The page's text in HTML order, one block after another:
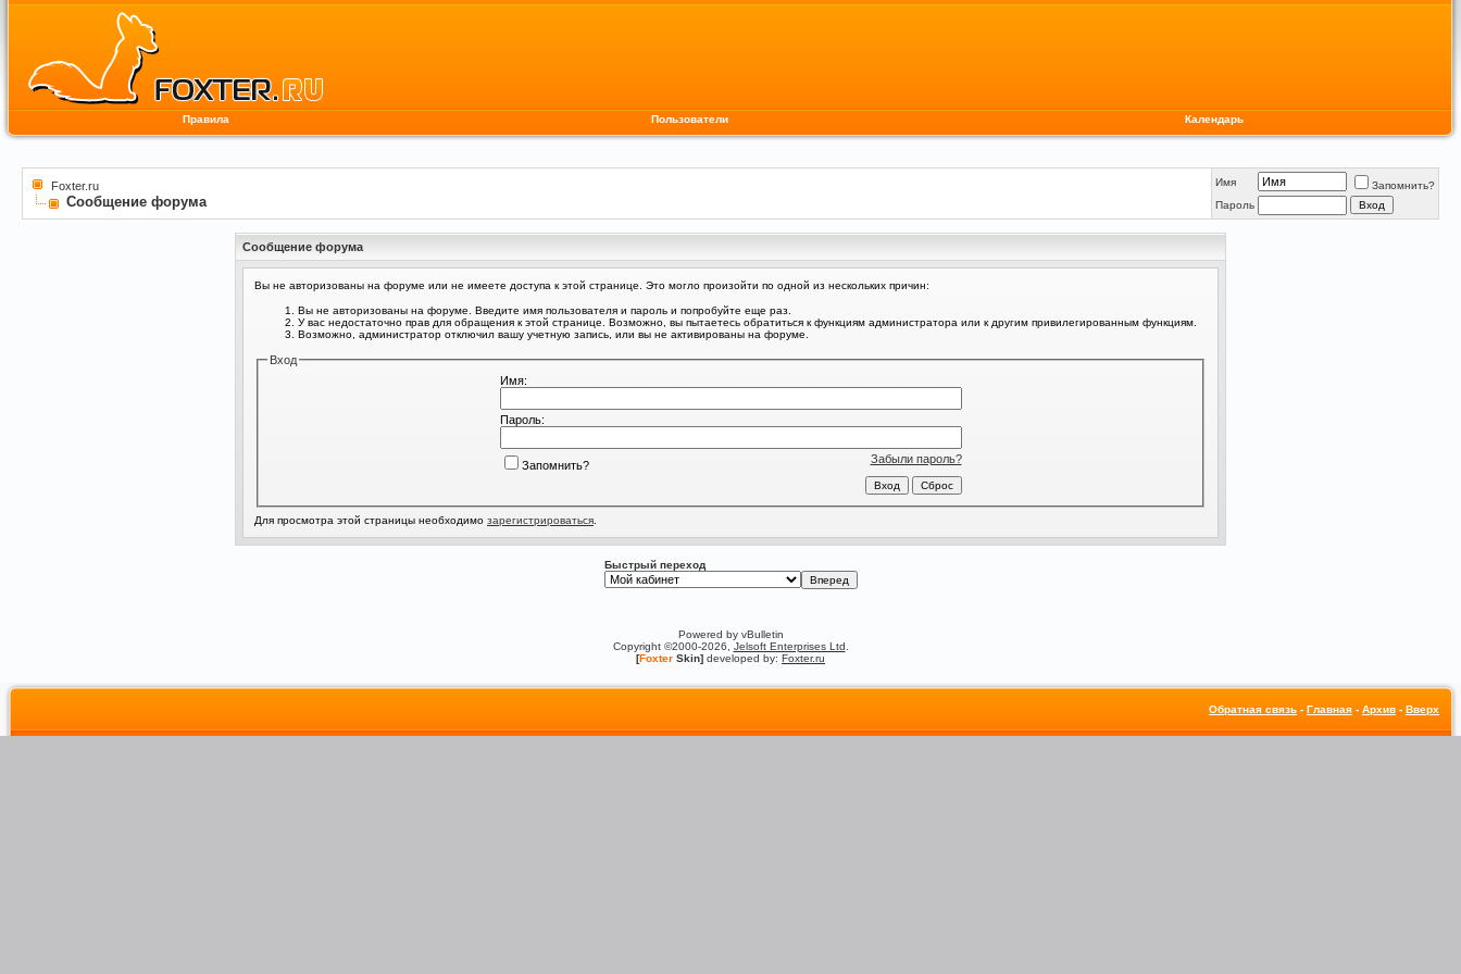
Правила Пользователи Календарь
Foxter.ru
Сообщение форума
Имя
Запомнить?
Пароль
Сообщение форума
Вы не авторизованы на форуме или не имеете доступа к этой странице. Это могло произойти по одной из нескольких причин:
Вы не авторизованы на форуме. Введите имя пользователя и пароль и попробуйте еще раз.
У вас недостаточно прав для обращения к этой странице. Возможно, вы пытаетесь обратиться к функциям администратора или к другим привилегированным функциям.
Возможно, администратор отключил вашу учетную запись, или вы не активированы на форуме.
Вход
Имя:
Пароль:
Забыли пароль?
Запомнить?
Для просмотра этой страницы необходимо зарегистрироваться
Быстрый переход
Powered by vBulletin
Copyright ©2000-2026, Jelsoft Enterprises Ltd
[Foxter Skin] developed by: Foxter.ru
Обратная связь - Главная - Архив - Вверх